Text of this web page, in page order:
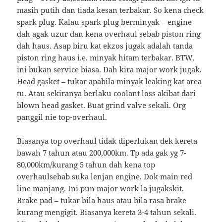
masih putih dan tiada kesan terbakar. So kena check
spark plug. Kalau spark plug berminyak – engine
dah agak uzur dan kena overhaul sebab piston ring
dah haus. Asap biru kat ekzos jugak adalah tanda
piston ring haus i.e. minyak hitam terbakar. BTW,
ini bukan service biasa. Dah kira major work jugak.
Head gasket – tukar apabila minyak leaking kat area
tu. Atau sekiranya berlaku coolant loss akibat dari
blown head gasket. Buat grind valve sekali. Org
panggil nie top-overhaul.
Biasanya top overhaul tidak diperlukan dek kereta
bawah 7 tahun atau 200,000km. Tp ada gak yg 7-
80,000km/kurang 5 tahun dah kena top
overhaulsebab suka lenjan engine. Dok main red
line manjang. Ini pun major work la jugakskit.
Brake pad – tukar bila haus atau bila rasa brake
kurang mengigit. Biasanya kereta 3-4 tahun sekali.